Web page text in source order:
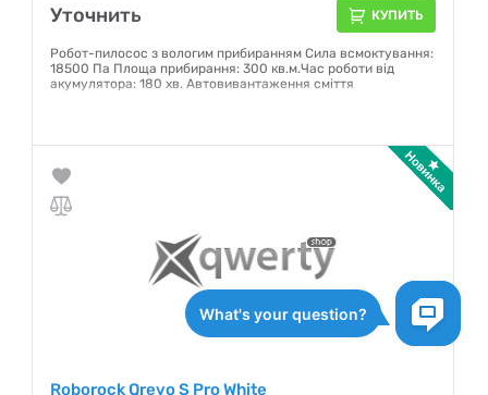
Уточнить КУПИТЬ
Робот-пилосос з вологим прибиранням Сила всмоктування:
18500 Па Площа прибирання: 300 кв.м.Час роботи від
акумулятора: 180 хв. Автовивантаження сміття
Roborock Qrevo S Pro White